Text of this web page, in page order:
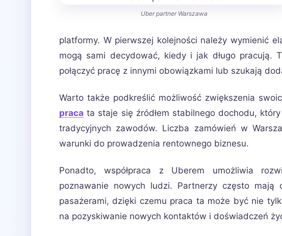
Uber partner Warszawa
platformy. W pierwszej kolejności należy wymienić
mogą sami decydować, kiedy i jak długo pracują.
połączyć pracę z innymi obowiązkami lub szukają
Warto także podkreślić możliwość zwiększenia
praca ta staje się źródłem stabilnego dochodu,
tradycyjnych zawodów. Liczba zamówień w
warunki do prowadzenia rentownego biznesu.
Ponadto, współpraca z Uberem umożliwia
poznawanie nowych ludzi. Partnerzy często mają
pasażerami, dzięki czemu praca ta może być nie
na pozyskiwanie nowych kontaktów i doświadczeń